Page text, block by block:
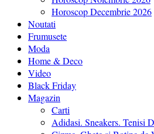
Horoscop Decembrie 2026
Noutati
Frumusete
Moda
Home & Deco
Video
Black Friday
Magazin
Carti
Adidasi. Sneakers. Tenisi